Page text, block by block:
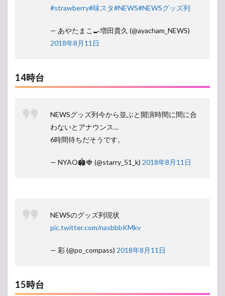
#strawberry#味スタ#NEWS#NEWSグッズ列
— あやたまこ🍳増田貴久 (@ayacham_NEWS)
2018年8月11日
14時台
NEWSグッズ列今から並ぶと開演時間に間に合
わないとアナウンス…
6時間待ちだそうです。
— NYAO🏟🍓 (@starry_51_k) 2018年8月11日
pic.twitter.com/nasbbbKMkv